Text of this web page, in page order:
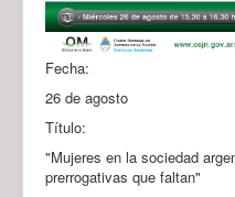
Fecha:
26 de agosto
Título:
"Mujeres en la sociedad
prerrogativas que faltan"